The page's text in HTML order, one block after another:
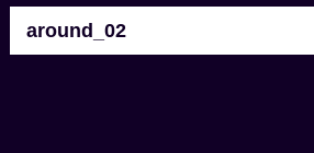
around_02